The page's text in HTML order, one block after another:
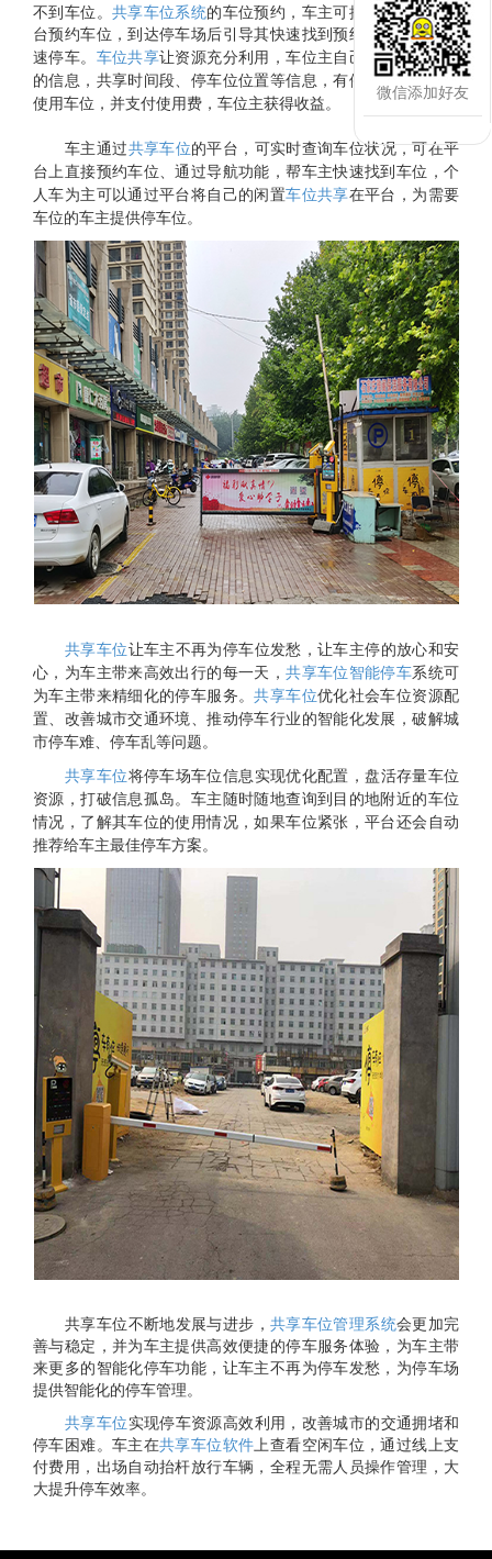
不到车位。 共享车位系统的车位预约，车主可提前通过软件平
台预约车位，到达停车场后引导其快速找到预约车位，进行快
速停车。 车位共享让资源充分利用，车位主自己设定共享车位
的信息，共享时间段、停车位位置等信息，有停车需求的车主
使用车位，并支付使用费，车位主获得收益。
车主通过共享车位的平台，可实时查询车位状况，可在平
台上直接预约车位、通过导航功能，帮车主快速找到车位，个
人车为主可以通过平台将自己的闲置车位共享在平台，为需要
车位的车主提供停车位。
共享车位让车主不再为停车位发愁，让车主停的放心和安
心，为车主带来高效出行的每一天，共享车位智能停车系统可
为车主带来精细化的停车服务。共享车位优化社会车位资源配
置、改善城市交通环境、推动停车行业的智能化发展，破解城
市停车难、停车乱等问题。
共享车位将停车场车位信息实现优化配置，盘活存量车位
资源，打破信息孤岛。车主随时随地查询到目的地附近的车位
情况，了解其车位的使用情况，如果车位紧张，平台还会自动
推荐给车主最佳停车方案。
共享车位不断地发展与进步， 共享车位管理系统会更加完
善与稳定，并为车主提供高效便捷的停车服务体验，为车主带
来更多的智能化停车功能，让车主不再为停车发愁，为停车场
提供智能化的停车管理。
共享车位 实现停车资源高效利用，改善城市的交通拥堵和
停车困难。车主在共享车位软件上查看空闲车位，通过线上支
付费用，出场自动抬杆放行车辆，全程无需人员操作管理，大
大提升停车效率。
微信添加好友